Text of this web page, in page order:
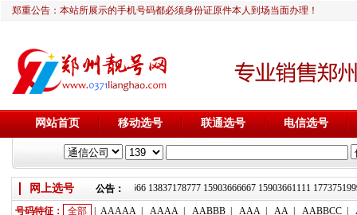
郑重公告：本站所展示的手机号码都必须身份证原件本人到场当面办理！
网站首页 移动选号 联通选号 电信选号
网上选号 公告：
靓号推荐：18236933666 13837178777 15903666667 15903661111
号码特征： 全部 AAAAA AAAA AABBB AAA AA AABBCC